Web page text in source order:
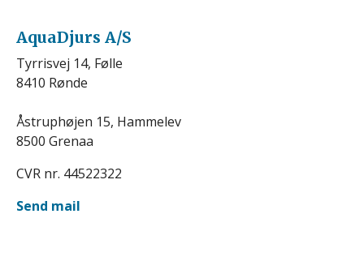
AquaDjurs A/S
Tyrrisvej 14, Følle
8410 Rønde
Åstruphøjen 15, Hammelev
8500 Grenaa
CVR nr. 44522322
Send mail